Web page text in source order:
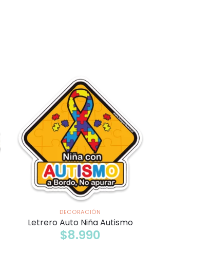
DECORACIÓN
Letrero Auto Niña Autismo
$8.990